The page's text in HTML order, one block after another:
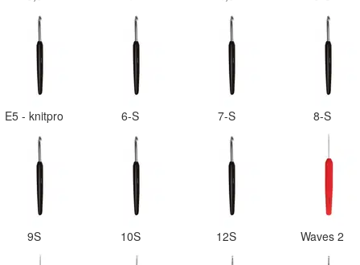
E5 - knitpro 6-S 7-S 8-S
9S 10S 12S Waves 2